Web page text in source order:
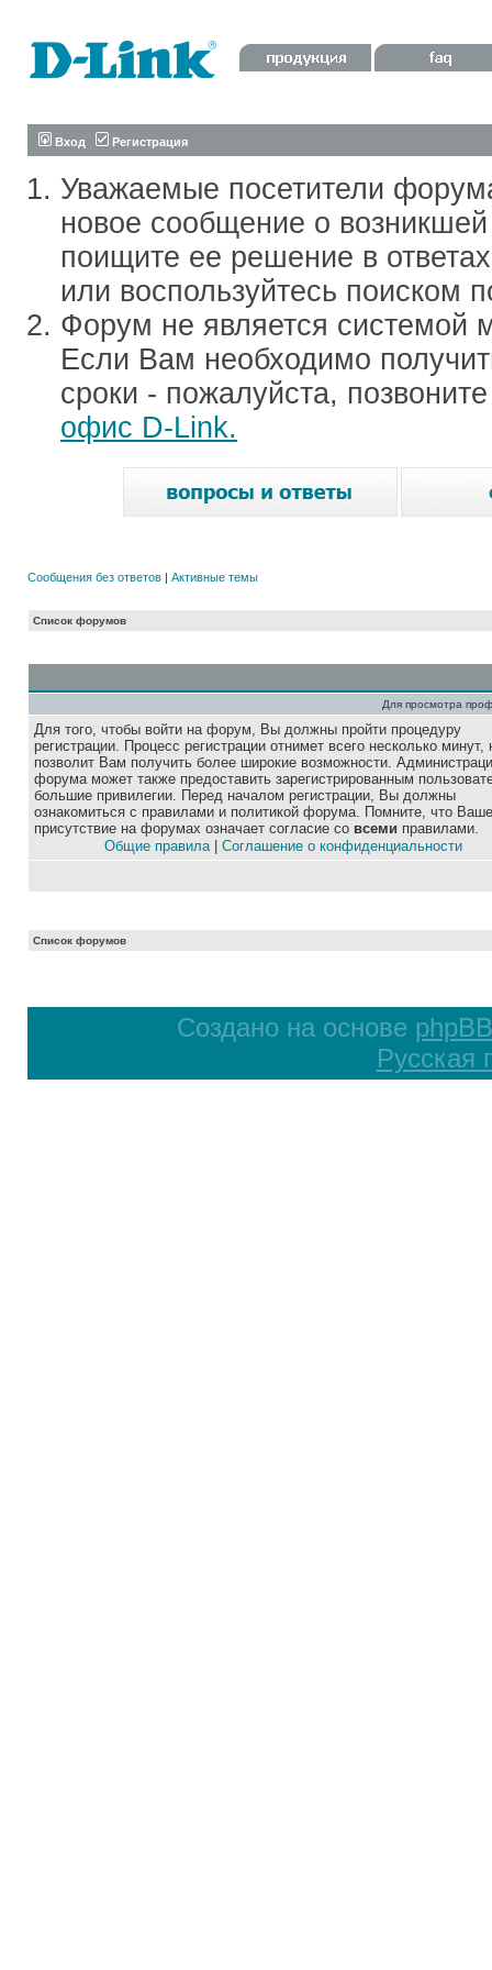
Вход Регистрация
Уважаемые посетители
новое сообщение о
поищите ее решение в
или воспользуйтесь поиском
Форум не является системой
Если Вам необходимо
сроки - пожалуйста,
офис D-Link.
Сообщения без ответов | Активные темы
Список форумов
Для просмотра
Для того, чтобы войти на форум, Вы должны пройти процедуру
регистрации. Процесс регистрации отнимет всего несколько минут,
позволит Вам получить более широкие возможности.
форума может также предоставить зарегистрированным
большие привилегии. Перед началом регистрации, Вы должны
ознакомиться с правилами и политикой форума. Помните, что Ваше
присутствие на форумах означает согласие со всеми правилами.
Общие правила| Соглашение о конфиденциальности
Список форумов
Создано на основе phpBB
Русская